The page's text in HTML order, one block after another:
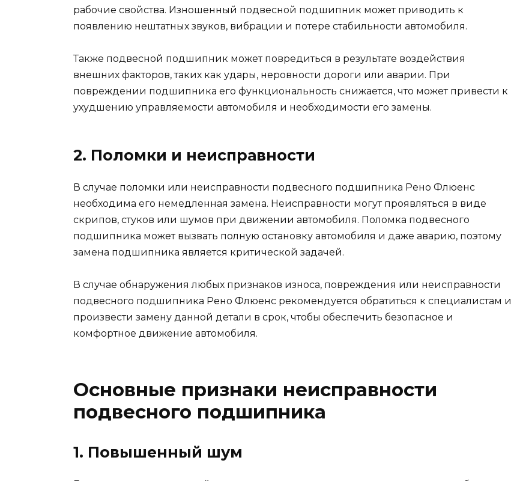
рабочие свойства. Изношенный подвесной подшипник может приводить к
появлению нештатных звуков, вибрации и потере стабильности автомобиля.
Также подвесной подшипник может повредиться в результате воздействия
внешних факторов, таких как удары, неровности дороги или аварии. При
повреждении подшипника его функциональность снижается, что может привести к
ухудшению управляемости автомобиля и необходимости его замены.
2. Поломки и неисправности
В случае поломки или неисправности подвесного подшипника Рено Флюенс
необходима его немедленная замена. Неисправности могут проявляться в виде
скрипов, стуков или шумов при движении автомобиля. Поломка подвесного
подшипника может вызвать полную остановку автомобиля и даже аварию, поэтому
замена подшипника является критической задачей.
В случае обнаружения любых признаков износа, повреждения или неисправности
подвесного подшипника Рено Флюенс рекомендуется обратиться к специалистам и
произвести замену данной детали в срок, чтобы обеспечить безопасное и
комфортное движение автомобиля.
Основные признаки неисправности
подвесного подшипника
1. Повышенный шум